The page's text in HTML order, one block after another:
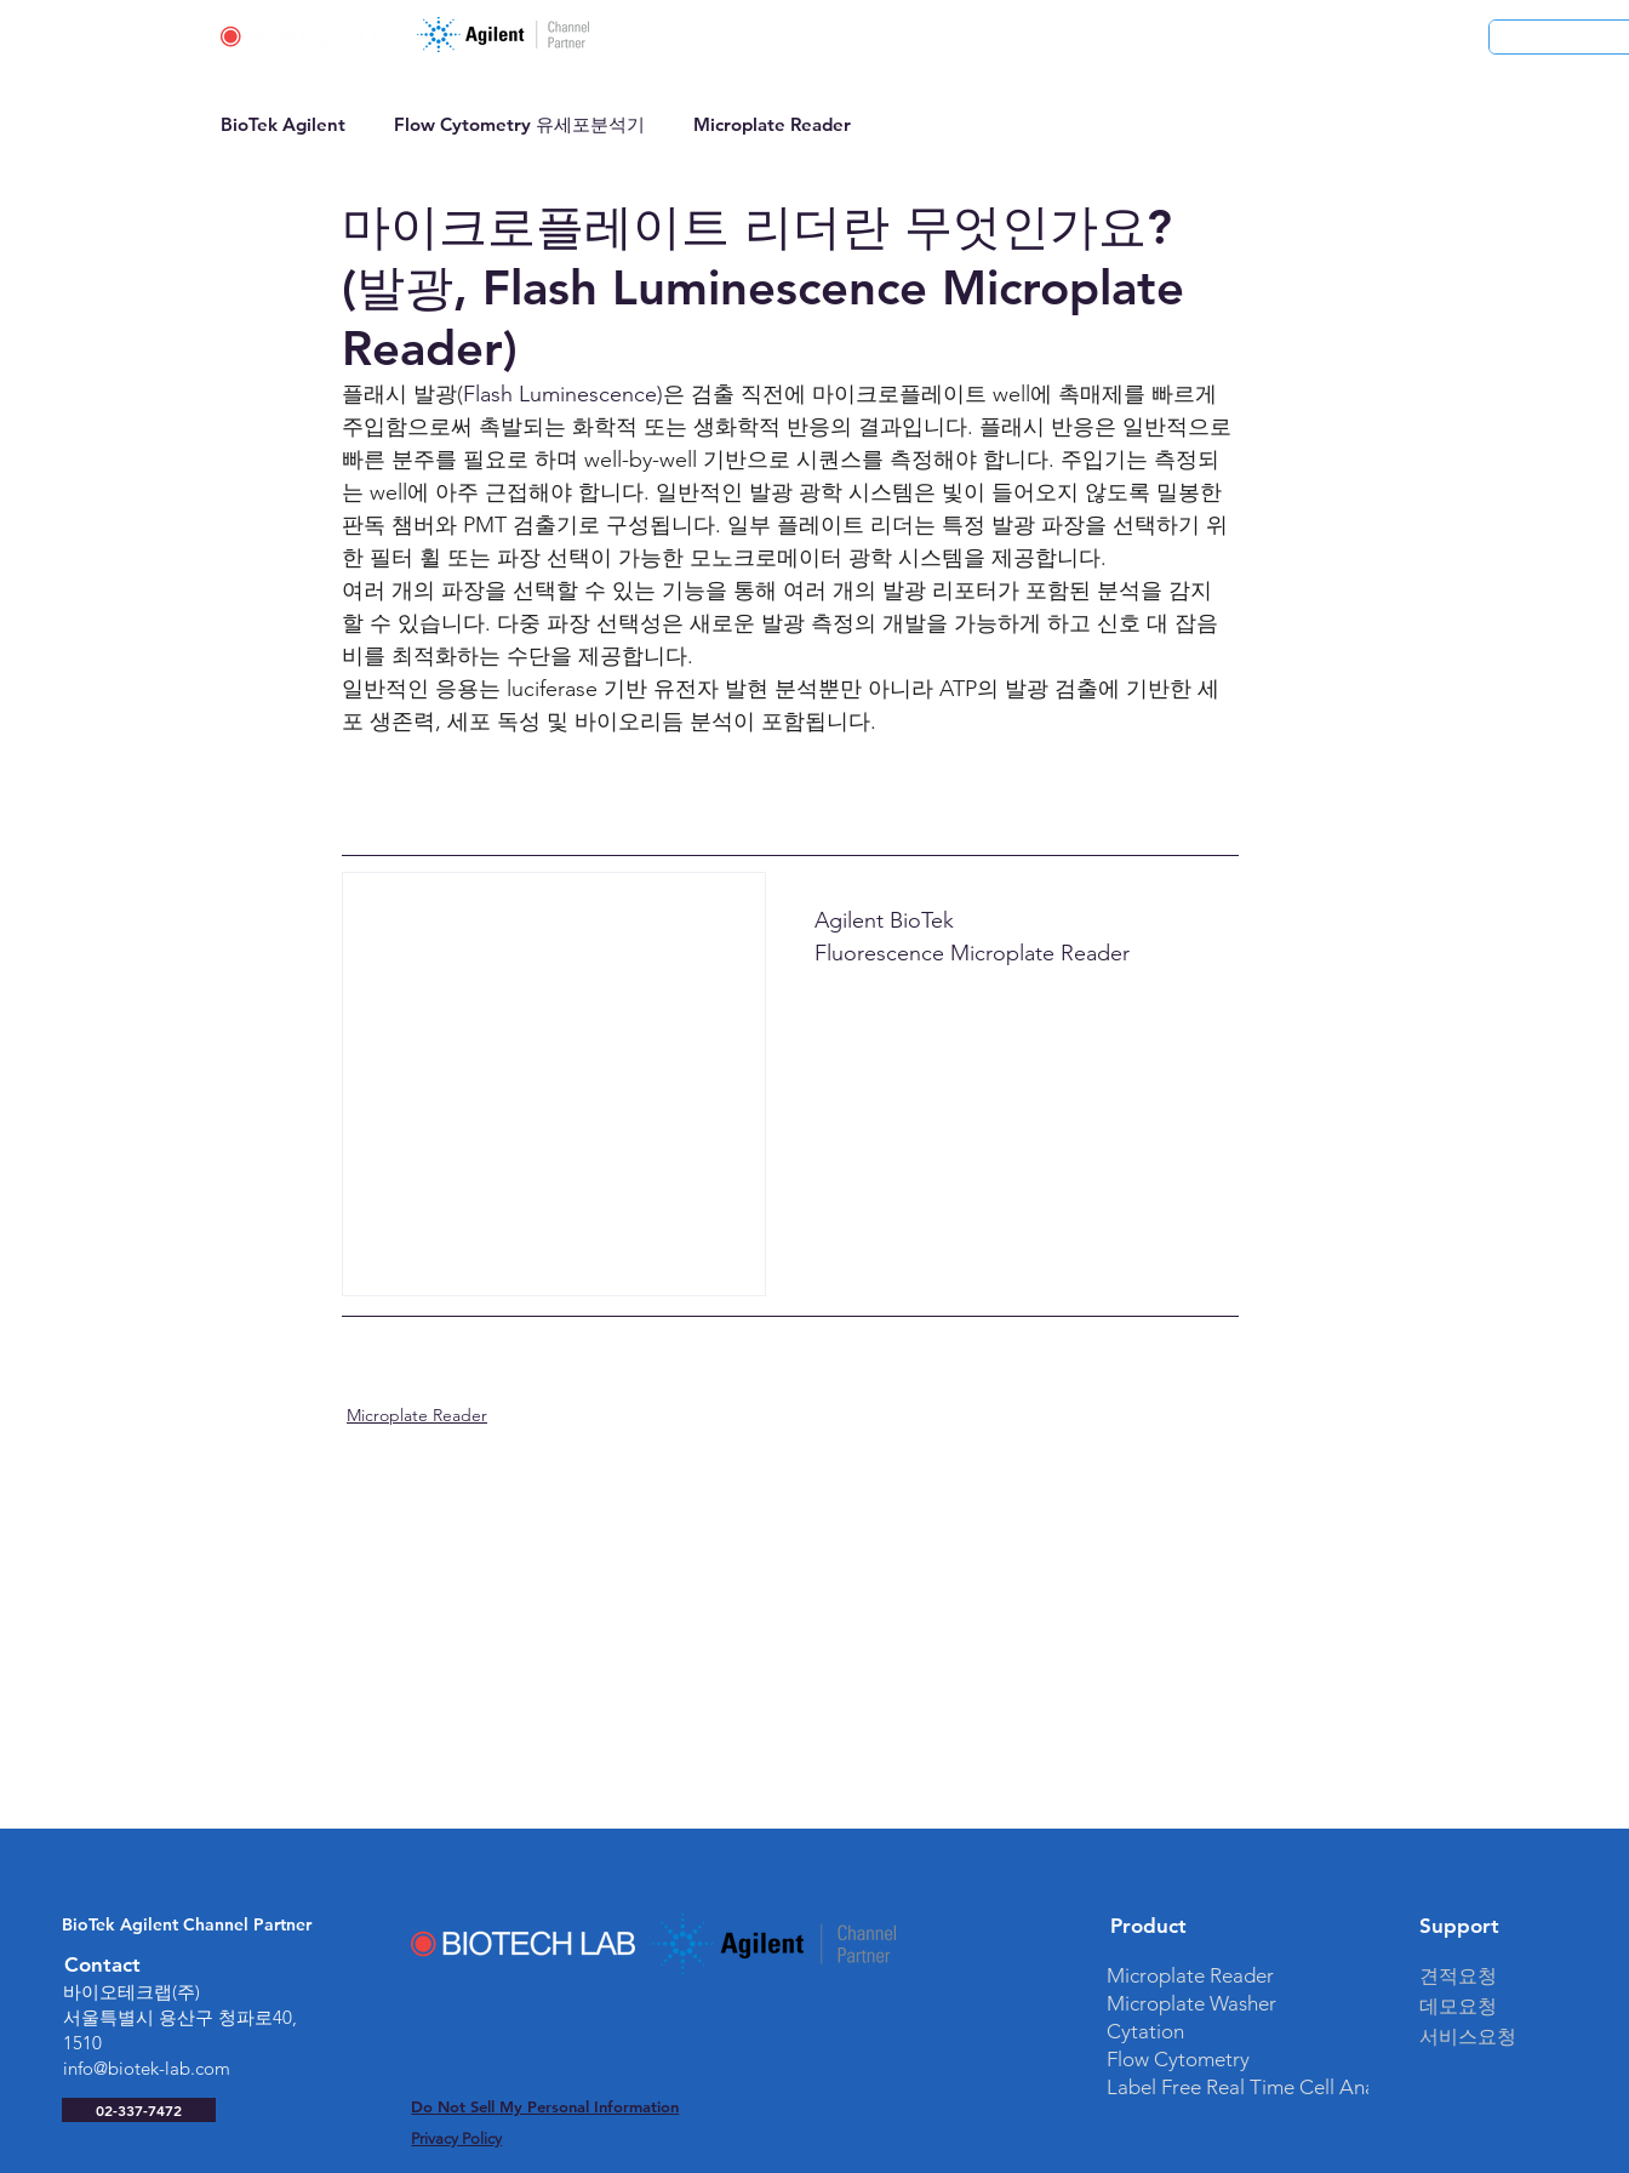
BioTek Agilent Flow Cytometry 유세포분석기 Microplate Reader
마이크로플레이트 리더란 무엇인가요?
(발광, Flash Luminescence Microplate
Reader)
플래시 발광(Flash Luminescence)은 검출 직전에 마이크로플레이트 well에 촉매제를 빠르게
주입함으로써 촉발되는 화학적 또는 생화학적 반응의 결과입니다. 플래시 반응은 일반적으로
빠른 분주를 필요로 하며 well-by-well 기반으로 시퀀스를 측정해야 합니다. 주입기는 측정되
는 well에 아주 근접해야 합니다. 일반적인 발광 광학 시스템은 빛이 들어오지 않도록 밀봉한
판독 챔버와 PMT 검출기로 구성됩니다. 일부 플레이트 리더는 특정 발광 파장을 선택하기 위
한 필터 휠 또는 파장 선택이 가능한 모노크로메이터 광학 시스템을 제공합니다.
여러 개의 파장을 선택할 수 있는 기능을 통해 여러 개의 발광 리포터가 포함된 분석을 감지
할 수 있습니다. 다중 파장 선택성은 새로운 발광 측정의 개발을 가능하게 하고 신호 대 잡음
비를 최적화하는 수단을 제공합니다.
일반적인 응용는 luciferase 기반 유전자 발현 분석뿐만 아니라 ATP의 발광 검출에 기반한 세
포 생존력, 세포 독성 및 바이오리듬 분석이 포함됩니다.
Agilent BioTek
Fluorescence Microplate Reader
Microplate Reader
마이크로플레이트 리더란 무
마이크로플레이트 리더란 무
엇인가요? (흡광, Absorbance
Microplate Reader)
BioTek Agilent Channel Partner
Contact
​바이오테크랩(주)
​서울특별시 용산구 청파로40,
1510
info@biotek-lab.com
02-337-7472 Do Not Sell My Personal Information
Privacy Policy
Product
Microplate Reader
Microplate Washer
Cytation
Flow Cytometry
Label Free Real Time Cell Analyzer
Support
견적요청
데모요청
​서비스요청